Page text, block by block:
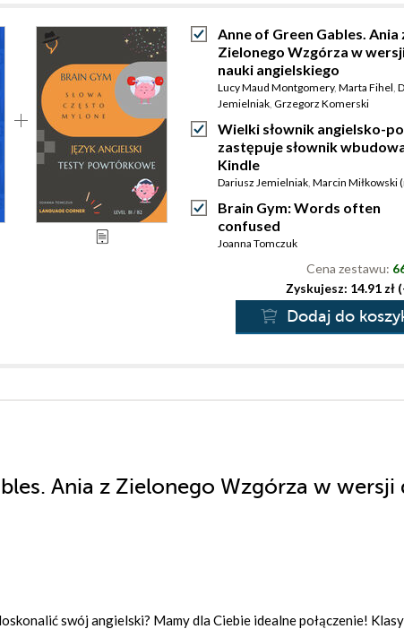
Anne of Green Gables. Ania
Zielonego Wzgórza w
nauki angielskiego
Lucy Maud Montgomery, Marta Fihel,
Jemielniak, Grzegorz Komerski
Wielki słownik angielsko-
zastępuje słownik
Kindle
Dariusz Jemielniak, Marcin Miłkowski
Brain Gym: Words often
confused
Joanna Tomczuk
Cena zestawu:
Zyskujesz: 14.91 zł
Dodaj do
Ania z Zielonego Wzgórza w wersji
swój angielski? Mamy dla Ciebie idealne połączenie!